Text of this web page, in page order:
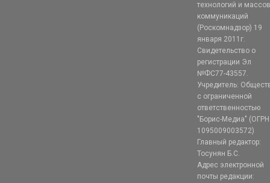
технологий и
коммуникаций
(Роскомнадзор) 19
января 2011г.
Свидетельство о
регистрации Эл
№ФС77-43557.
Учредитель:
с ограниченной
ответственностью
"Борис-Медиа" (ОГРН
1095009003572)
Главный редактор:
Тосунян Б.С.
Адрес электронной
почты редакции: